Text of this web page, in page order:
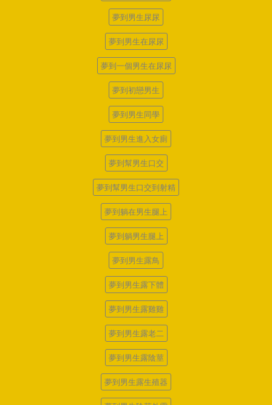
夢到男生尿尿
夢到男生在尿尿
夢到一個男生在尿尿
夢到初戀男生
夢到男生同學
夢到男生進入女廁
夢到幫男生口交
夢到幫男生口交到射精
夢到躺在男生腿上
夢到躺男生腿上
夢到男生露鳥
夢到男生露下體
夢到男生露雞雞
夢到男生露老二
夢到男生露陰莖
夢到男生露生殖器